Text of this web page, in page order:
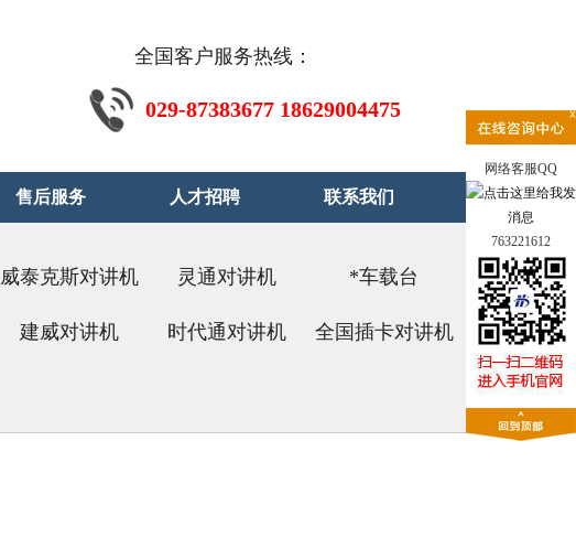
全国客户服务热线：
029-87383677 18629004475
售后服务 人才招聘 联系我们
威泰克斯对讲机 灵通对讲机 *车载台
建威对讲机 时代通对讲机 全国插卡对讲机
网络客服QQ
763221612